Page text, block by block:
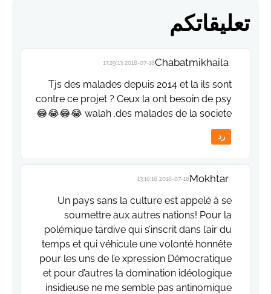
تعليقاتكم
Chabatmikhaila
2018-07-18 13:29:13
Tjs des malades depuis 2014 et la ils sont
contre ce projet ? Ceux la ont besoin de psy
walah .des malades de la societe 😂😂😂😂
رد
Mokhtar
2018-07-18 13:16:18
Un pays sans la culture est appelé à se
soumettre aux autres nations! Pour la
polémique tardive qui s’inscrit dans l’air du
temps et qui véhicule une volonté honnête
pour les uns de l’e xpression Démocratique
et pour d’autres la domination idéologique
insidieuse ne me semble pas antinomique